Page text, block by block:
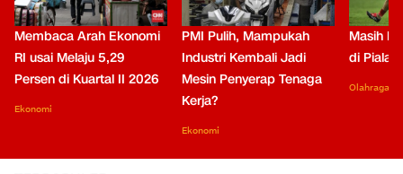
Membaca Arah Ekonomi
RI usai Melaju 5,29
Persen di Kuartal II 2026
Ekonomi
PMI Pulih, Mampukah
Industri Kembali Jadi
Mesin Penyerap Tenaga
Kerja?
Ekonomi
Masih
di Piala
Olahraga